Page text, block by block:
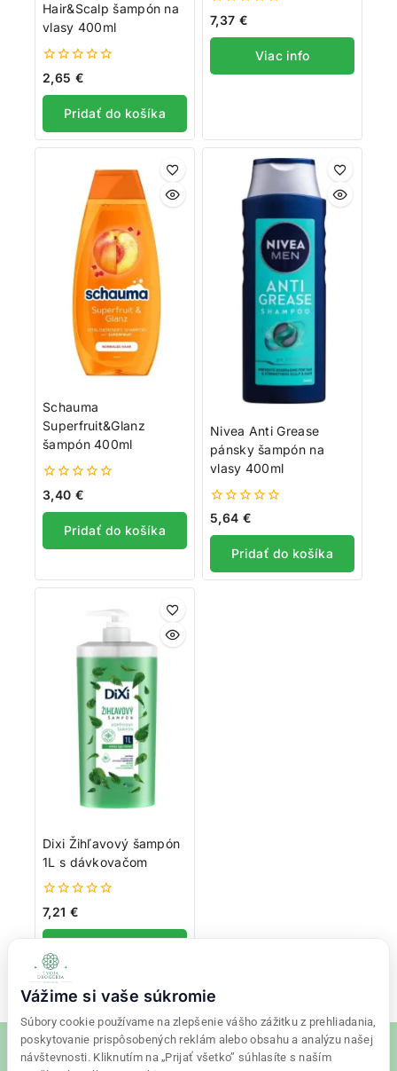
Hair&Scalp šampón na
vlasy 400ml
0
5
2,65 €
Pridať do košíka
0
5
7,37 €
Viac info
Schauma
Superfruit&Glanz
šampón 400ml
0
z
5
3,40 €
Pridať do košíka
Nivea Anti Grease
pánsky šampón na
vlasy 400ml
0
5
5,64 €
Pridať do košíka
Dixi Žihľavový šampón
1L s dávkovačom
0
5
7,21 €
Vážime si vaše súkromie
Súbory cookie používame na zlepšenie vášho zážitku z prehliadania,
poskytovanie prispôsobených reklám alebo obsahu a analýzu našej
návštevnosti. Kliknutím na „Prijať všetko” súhlasíte s naším